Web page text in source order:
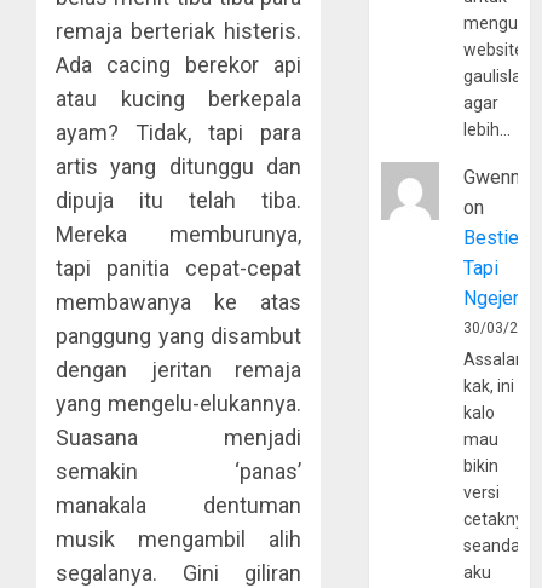
remaja berteriak histeris.
Ada cacing berekor api
atau kucing berkepala
ayam? Tidak, tapi para
artis yang ditunggu dan
dipuja itu telah tiba.
Mereka memburunya,
tapi panitia cepat-cepat
membawanya ke atas
panggung yang disambut
dengan jeritan remaja
yang mengelu-elukannya.
Suasana menjadi
semakin ‘panas’
manakala dentuman
musik mengambil alih
segalanya. Gini giliran
website
agar
lebih…
Gwenny
on
Bestie
Tapi
30/03/
kak, ini
kalo
mau
bikin
versi
cetaknya
aku